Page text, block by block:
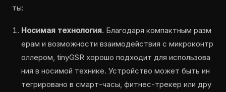
ты:
Носимая технология. Благодаря компактным разм
ерам и возможности взаимодействия с микроконтр
оллером, tinyGSR хорошо подходит для использова
ния в носимой технике. Устройство может быть ин
тегрировано в смарт-часы, фитнес-трекер или дру